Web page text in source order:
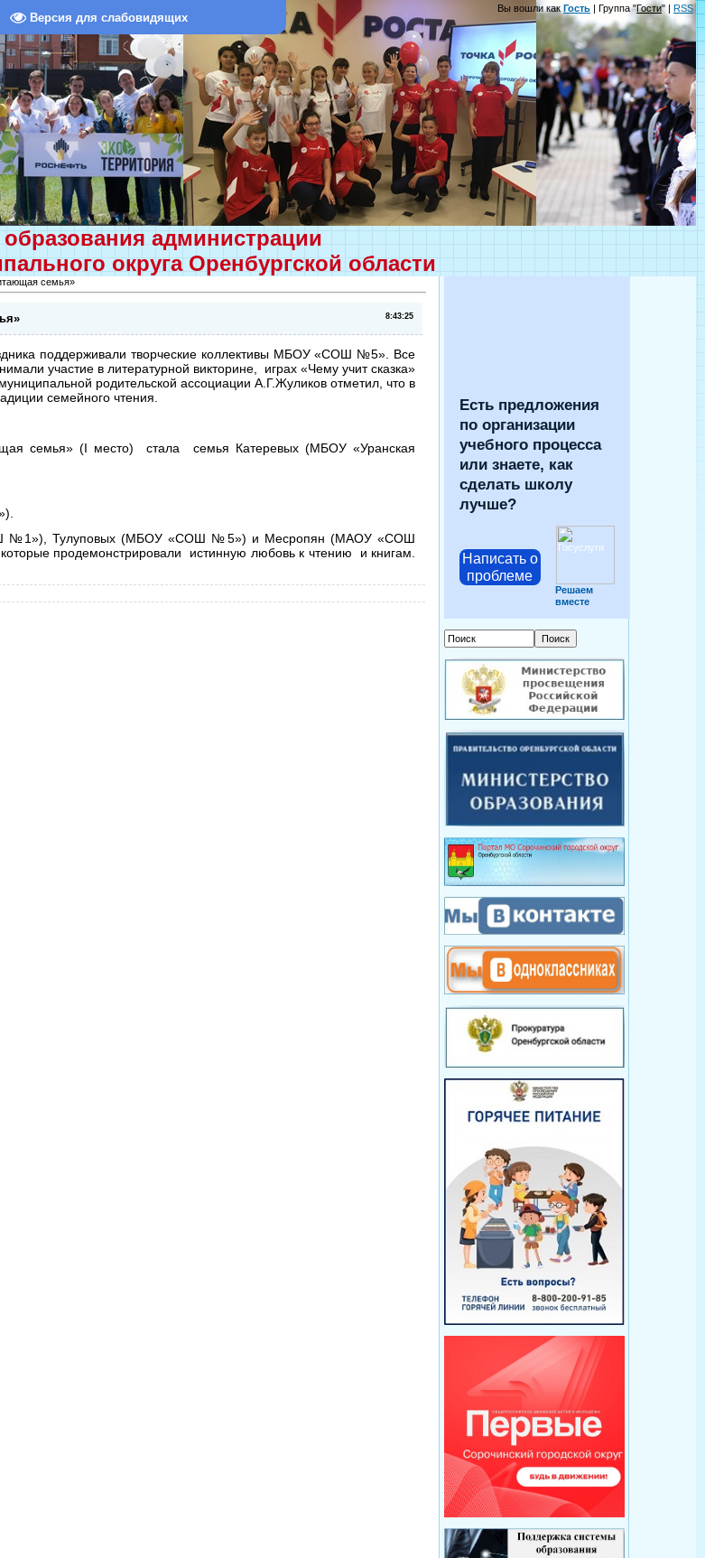
Версия для слабовидящих
Вы вошли какГость | Группа "Гости" | RSS
администрации
округа Оренбургской области
семья»
8:43:25
поддерживали творческие коллективы МБОУ «СОШ №5». Все
участие в литературной викторине, играх «Чему учит сказка»
родительской ассоциации А.Г.Жуликов отметил, что в
семейного чтения.
семья» (I место) стала семья Катеревых (МБОУ «Уранская
№1»), Тулуповых (МБОУ «СОШ №5») и Месропян (МАОУ «СОШ
продемонстрировали истинную любовь к чтению и книгам.
Есть предложения
по организации
учебного процесса
или знаете, как
сделать школу
лучше?
Написать о
проблеме
Решаем
вместе